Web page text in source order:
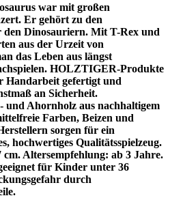
war mit großen
Er gehört zu den
den Dinosauriern. Mit T-Rex und
aus der Urzeit von
das Leben aus längst
HOLZTIGER-Produkte
Handarbeit gefertigt und
an Sicherheit.
und Ahornholz aus nachhaltigem
Farben, Beizen und
sorgen für ein
hochwertiges Qualitätsspielzeug.
cm. Altersempfehlung: ab 3 Jahre.
für Kinder unter 36
durch